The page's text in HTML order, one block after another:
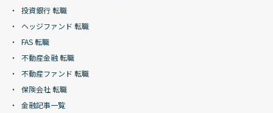
投資銀行 転職
ヘッジファンド 転職
FAS 転職
不動産金融 転職
不動産ファンド 転職
保険会社 転職
金融記事一覧